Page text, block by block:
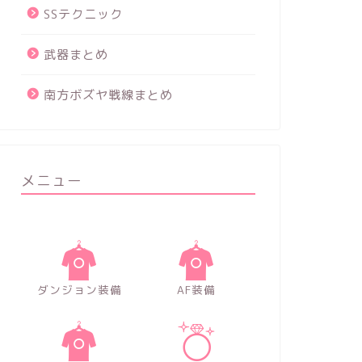
SSテクニック
武器まとめ
南方ボズヤ戦線まとめ
メニュー
ダンジョン装備 AF装備